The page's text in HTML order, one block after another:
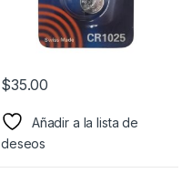
$35.00
Añadir a la lista de
deseos